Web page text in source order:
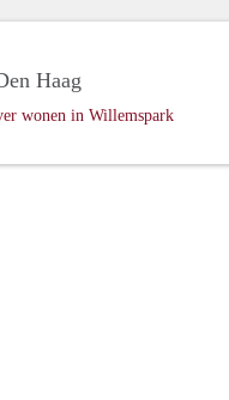
Haag
wonen in Willemspark